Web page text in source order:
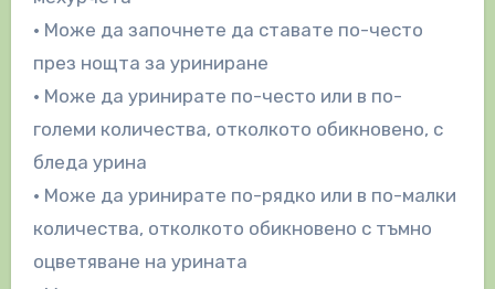
• Може да започнете да ставате по-често
през нощта за уриниране
• Може да уринирате по-често или в по-
големи количества, отколкото обикновено, с
бледа урина
• Може да уринирате по-рядко или в по-малки
количества, отколкото обикновено с тъмно
оцветяване на урината